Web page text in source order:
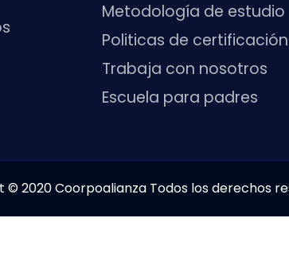
Metodología de estudio
Politicas de certificación
Trabaja con nosotros
Escuela para padres
© 2020 Coorpoalianza Todos los derechos